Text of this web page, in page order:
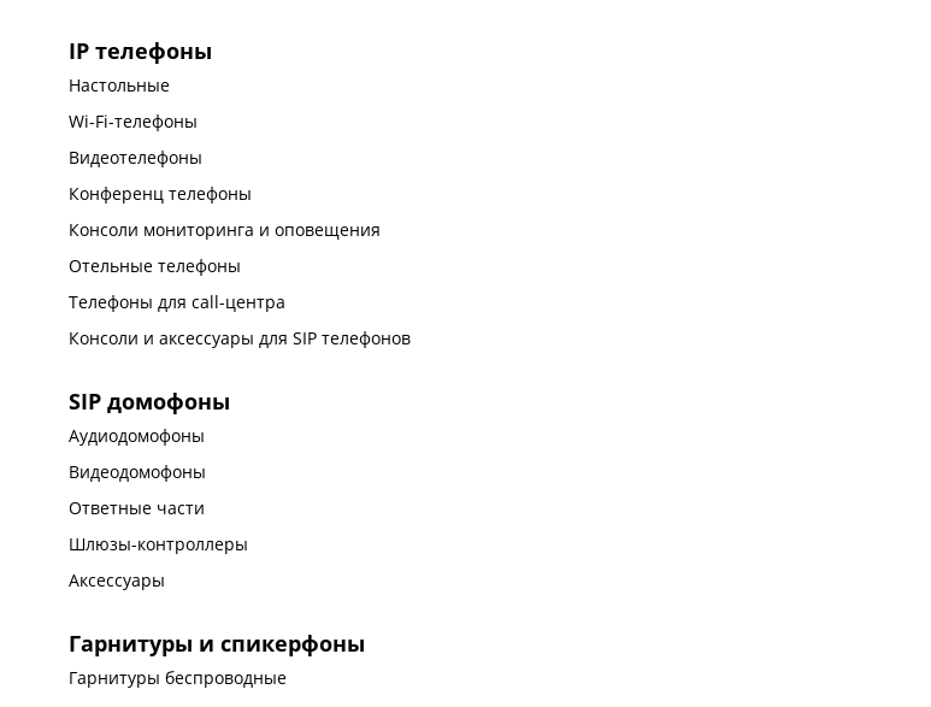
IP телефоны
Настольные
Wi-Fi-телефоны
Видеотелефоны
Конференц телефоны
Консоли мониторинга и оповещения
Отельные телефоны
Телефоны для call-центра
Консоли и аксессуары для SIP телефонов
SIP домофоны
Аудиодомофоны
Видеодомофоны
Ответные части
Шлюзы-контроллеры
Аксессуары
Гарнитуры и спикерфоны
Гарнитуры беспроводные